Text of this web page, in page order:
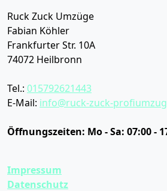
Ruck Zuck Umzüge
Fabian Köhler
Frankfurter Str. 10A
74072 Heilbronn
Tel.: 015792621443
E-Mail: info@ruck-zuck-
Öffnungszeiten: Mo - Sa: 07:00 -
Impressum
Datenschutz